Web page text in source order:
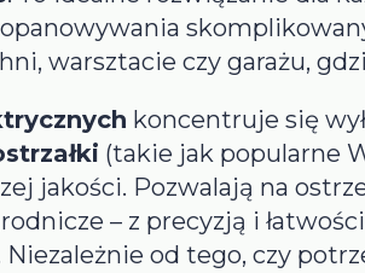
warsztacie czy garażu,
koncentruje się
(takie jak popularne
jakości. Pozwalają na
– z precyzją i
od tego, czy